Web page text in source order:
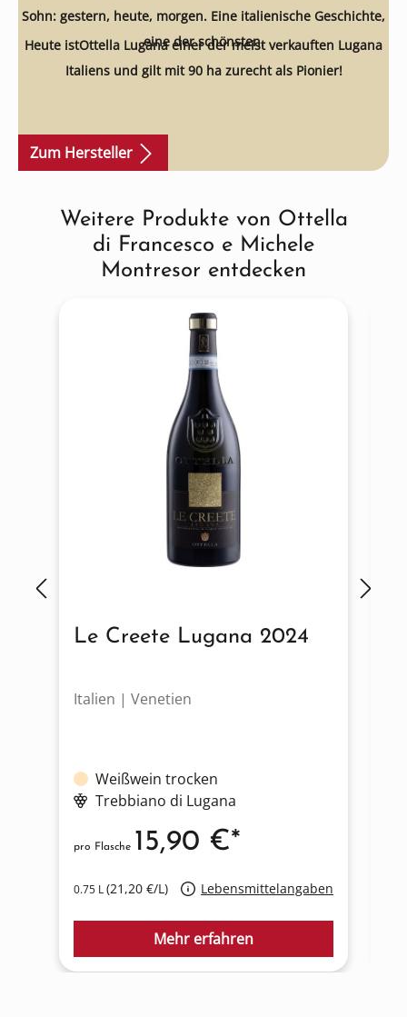
Sohn: gestern, heute, morgen. Eine italienische Geschichte,
eine der schönsten.
Heute istOttella Lugana einer der meist verkauften Lugana
Italiens und gilt mit 90 ha zurecht als Pionier!
Zum Hersteller
Produktgalerie überspringen
Weitere Produkte von Ottella
di Francesco e Michele
Montresor entdecken
Le Creete Lugana 2024
Italien | Venetien
Weißwein trocken
Trebbiano di Lugana
0.75 L(21,20 €/L) Lebensmittelangaben
pro Flasche 15,90 €*
Mehr erfahren